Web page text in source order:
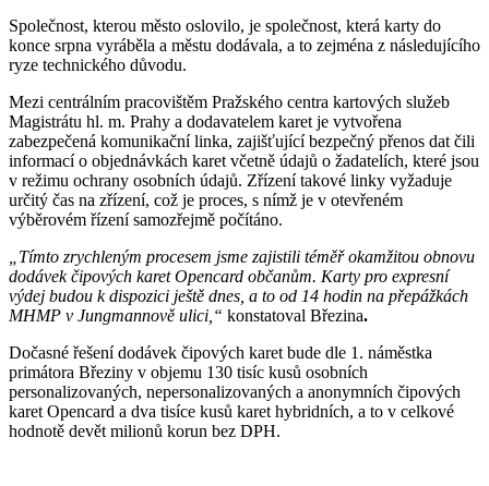
Společnost, kterou město oslovilo, je společnost, která karty do
konce srpna vyráběla a městu dodávala, a to zejména z následujícího
ryze technického důvodu.
Mezi centrálním pracovištěm Pražského centra kartových služeb
Magistrátu hl. m. Prahy a dodavatelem karet je vytvořena
zabezpečená komunikační linka, zajišťující bezpečný přenos dat čili
informací o objednávkách karet včetně údajů o žadatelích, které jsou
v režimu ochrany osobních údajů. Zřízení takové linky vyžaduje
určitý čas na zřízení, což je proces, s nímž je v otevřeném
výběrovém řízení samozřejmě počítáno.
„Tímto zrychleným procesem jsme zajistili téměř okamžitou obnovu
dodávek čipových karet Opencard občanům. Karty pro expresní
výdej budou k dispozici ještě dnes, a to od 14 hodin na přepážkách
MHMP v Jungmannově ulici,“ konstatoval Březina.
Dočasné řešení dodávek čipových karet bude dle 1. náměstka
primátora Březiny v objemu 130 tisíc kusů osobních
personalizovaných, nepersonalizovaných a anonymních čipových
karet Opencard a dva tisíce kusů karet hybridních, a to v celkové
hodnotě devět milionů korun bez DPH.